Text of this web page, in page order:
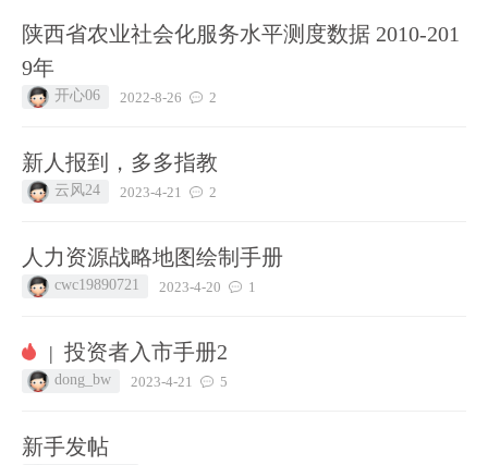
陕西省农业社会化服务水平测度数据 2010-201
9年
开心06 2022-8-26 2
新人报到，多多指教
云风24 2023-4-21 2
人力资源战略地图绘制手册
cwc19890721 2023-4-20 1
| 投资者入市手册2
dong_bw 2023-4-21 5
新手发帖